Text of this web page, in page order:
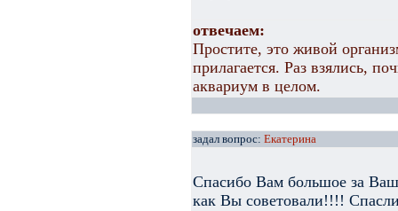
отвечаем:
Простите, это живой
прилагается. Раз взялись,
аквариум в целом.
задал вопрос: Екатерина
Спасибо Вам большое за
как Вы советовали!!!!